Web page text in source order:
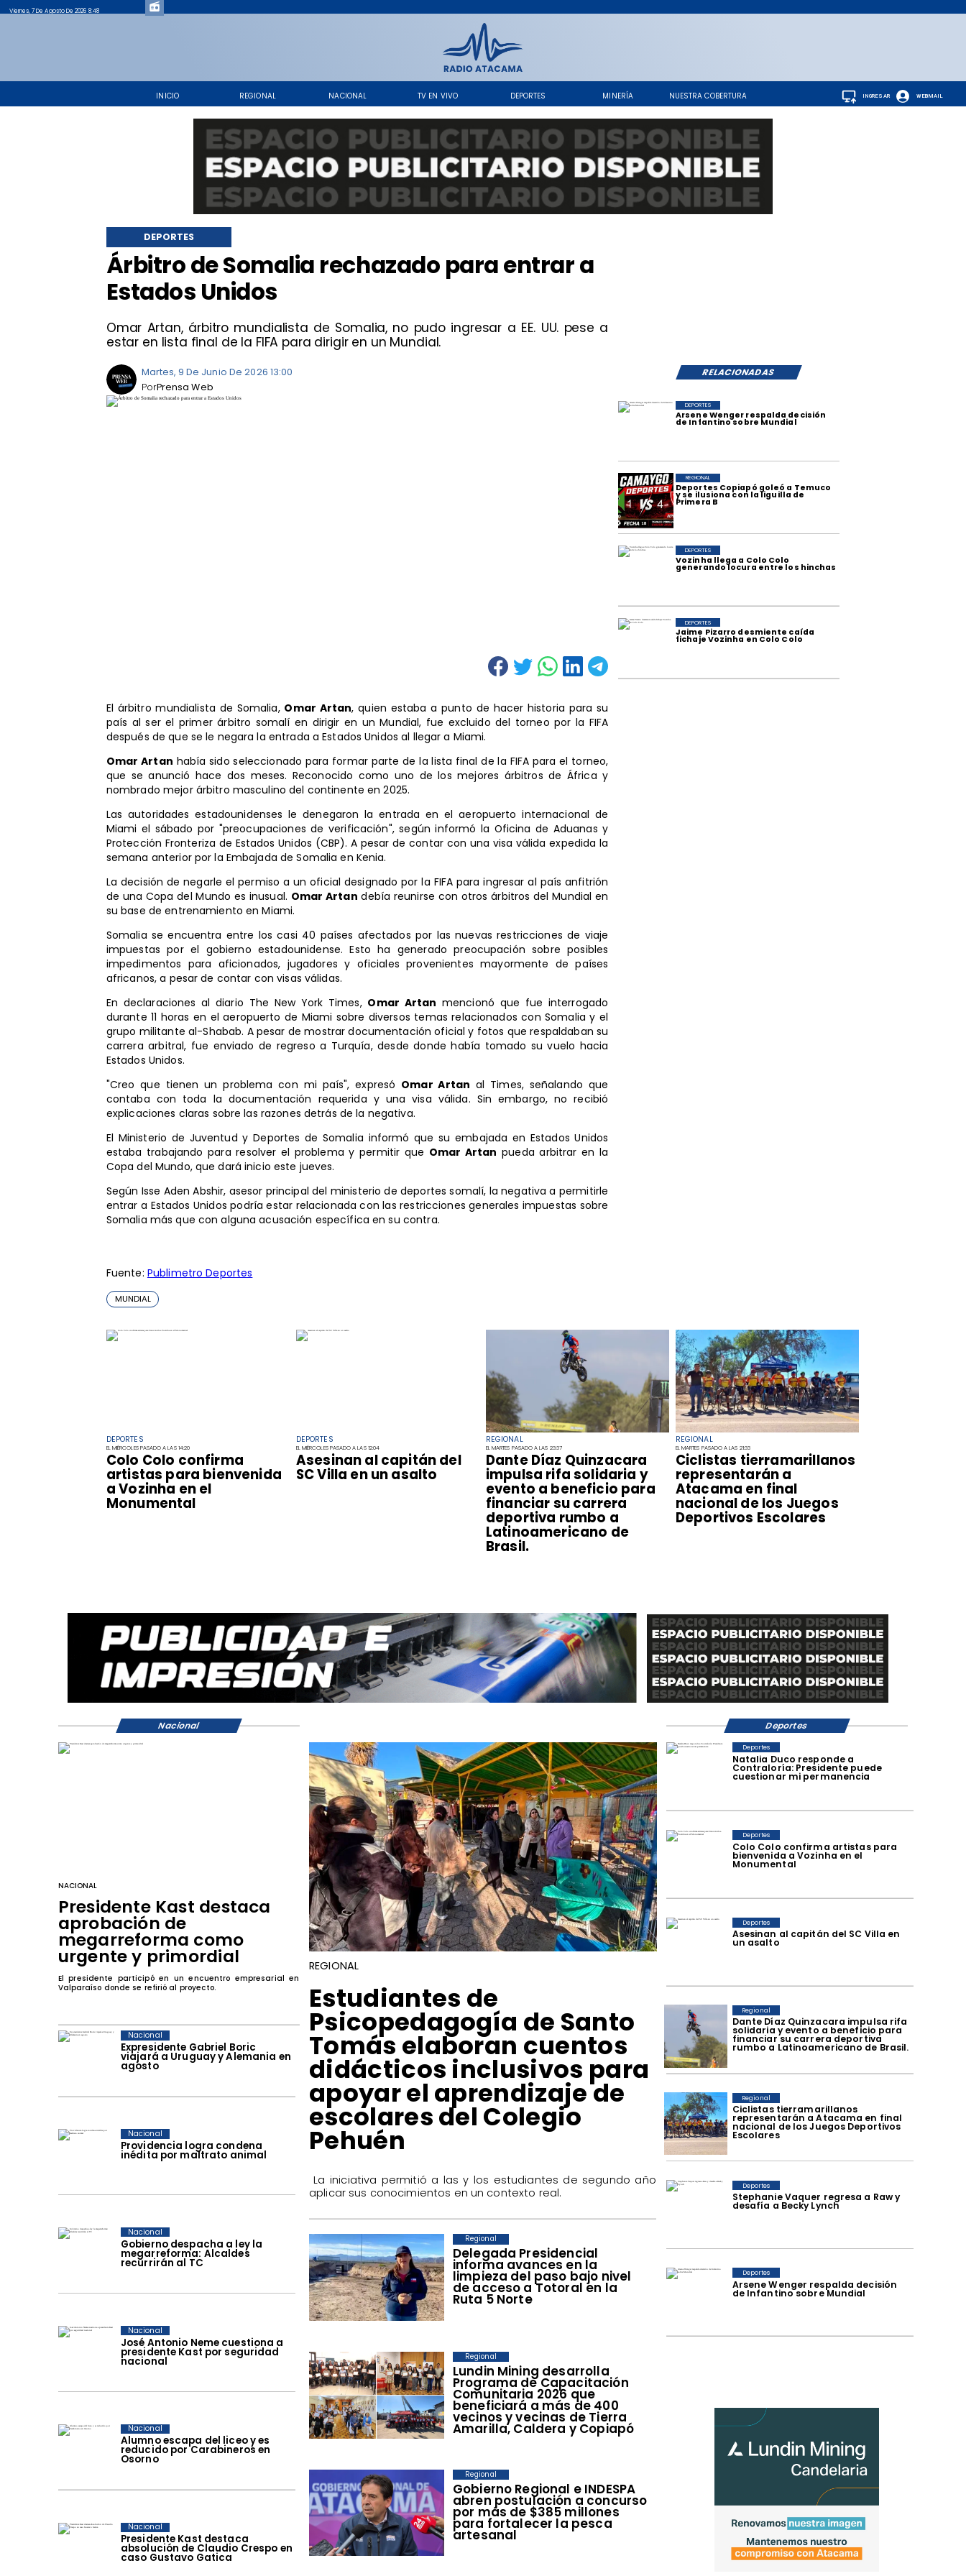
INICIO REGIONAL NACIONAL TV EN VIVO DEPORTES MINERÍA NUESTRA COBERTURA
Viernes, 7 De Agosto De 2026 8:48
WEBMAIL
INGRESAR
Árbitro de Somalia rechazado para entrar a
Estados Unidos
Omar Artan, árbitro mundialista de Somalia, no pudo ingresar a EE. UU. pese a
estar en lista final de la FIFA para dirigir en un Mundial.
DEPORTES
RELACIONADAS
Martes, 9 De Junio De 2026 13:00
Prensa Web
Por
DEPORTES
EL MIÉRCOLES PASADO A LAS 14:20
Colo Colo confirma
artistas para bienvenida
a Vozinha en el
Monumental
DEPORTES
EL MIÉRCOLES PASADO A LAS 12:04
Asesinan al capitán del
SC Villa en un asalto
REGIONAL
EL MARTES PASADO A LAS 23:37
Dante Díaz Quinzacara
impulsa rifa solidaria y
evento a beneficio para
financiar su carrera
deportiva rumbo a
Latinoamericano de
Brasil.
REGIONAL
EL MARTES PASADO A LAS 21:33
​Ciclistas tierramarillanos
representarán a
Atacama en final
nacional de los Juegos
Deportivos Escolares
Arsene Wenger respalda decisión
de Infantino sobre Mundial
DEPORTES
Deportes Copiapó goleó a Temuco
y se ilusiona con la liguilla de
Primera B
REGIONAL
Vozinha llega a Colo Colo
generando locura entre los hinchas
DEPORTES
Jaime Pizarro desmiente caída
fichaje Vozinha en Colo Colo
DEPORTES
El árbitro mundialista de Somalia, Omar Artan, quien estaba a punto de hacer historia para su
país al ser el primer árbitro somalí en dirigir en un Mundial, fue excluido del torneo por la FIFA
después de que se le negara la entrada a Estados Unidos al llegar a Miami.
Omar Artan había sido seleccionado para formar parte de la lista final de la FIFA para el torneo,
que se anunció hace dos meses. Reconocido como uno de los mejores árbitros de África y
nombrado mejor árbitro masculino del continente en 2025.
Las autoridades estadounidenses le denegaron la entrada en el aeropuerto internacional de
Miami el sábado por "preocupaciones de verificación", según informó la Oficina de Aduanas y
Protección Fronteriza de Estados Unidos (CBP). A pesar de contar con una visa válida expedida la
semana anterior por la Embajada de Somalia en Kenia.
La decisión de negarle el permiso a un oficial designado por la FIFA para ingresar al país anfitrión
de una Copa del Mundo es inusual. Omar Artan debía reunirse con otros árbitros del Mundial en
su base de entrenamiento en Miami.
Somalia se encuentra entre los casi 40 países afectados por las nuevas restricciones de viaje
impuestas por el gobierno estadounidense. Esto ha generado preocupación sobre posibles
impedimentos para aficionados, jugadores y oficiales provenientes mayormente de países
africanos, a pesar de contar con visas válidas.
En declaraciones al diario The New York Times, Omar Artan mencionó que fue interrogado
durante 11 horas en el aeropuerto de Miami sobre diversos temas relacionados con Somalia y el
grupo militante al-Shabab. A pesar de mostrar documentación oficial y fotos que respaldaban su
carrera arbitral, fue enviado de regreso a Turquía, desde donde había tomado su vuelo hacia
Estados Unidos.
"Creo que tienen un problema con mi país", expresó Omar Artan al Times, señalando que
contaba con toda la documentación requerida y una visa válida. Sin embargo, no recibió
explicaciones claras sobre las razones detrás de la negativa.
El Ministerio de Juventud y Deportes de Somalia informó que su embajada en Estados Unidos
estaba trabajando para resolver el problema y permitir que Omar Artan pueda arbitrar en la
Copa del Mundo, que dará inicio este jueves.
Según Isse Aden Abshir, asesor principal del ministerio de deportes somalí, la negativa a permitirle
entrar a Estados Unidos podría estar relacionada con las restricciones generales impuestas sobre
Somalia más que con alguna acusación específica en su contra.
Fuente: Publimetro Deportes
MUNDIAL
Natalia Duco responde a
Contraloría: Presidente puede
cuestionar mi permanencia
Deportes
Colo Colo confirma artistas para
bienvenida a Vozinha en el
Monumental
Deportes
Asesinan al capitán del SC Villa en
un asalto
Deportes
Dante Díaz Quinzacara impulsa rifa
solidaria y evento a beneficio para
financiar su carrera deportiva
rumbo a Latinoamericano de Brasil.
Regional
​Ciclistas tierramarillanos
representarán a Atacama en final
nacional de los Juegos Deportivos
Escolares
Regional
Stephanie Vaquer regresa a Raw y
desafía a Becky Lynch
Deportes
Arsene Wenger respalda decisión
de Infantino sobre Mundial
Deportes
Expresidente Gabriel Boric
viajará a Uruguay y Alemania en
agosto
Nacional
Providencia logra condena
inédita por maltrato animal
Nacional
Gobierno despacha a ley la
megarreforma: Alcaldes
recurrirán al TC
Nacional
José Antonio Neme cuestiona a
presidente Kast por seguridad
nacional
Nacional
Alumno escapa del liceo y es
reducido por Carabineros en
Osorno
Nacional
Presidente Kast destaca
absolución de Claudio Crespo en
caso Gustavo Gatica
Nacional
​Delegada Presidencial
informa avances en la
limpieza del paso bajo nivel
de acceso a Totoral en la
Ruta 5 Norte
Regional
​Lundin Mining desarrolla
Programa de Capacitación
Comunitaria 2026 que
beneficiará a más de 400
vecinos y vecinas de Tierra
Amarilla, Caldera y Copiapó
Regional
​Gobierno Regional e INDESPA
abren postulación a concurso
por más de $385 millones
para fortalecer la pesca
artesanal
Regional
NACIONAL
Presidente Kast destaca
aprobación de
megarreforma como
urgente y primordial
El presidente participó en un encuentro empresarial en
Valparaíso donde se refirió al proyecto.
REGIONAL
​Estudiantes de
Psicopedagogía de Santo
Tomás elaboran cuentos
didácticos inclusivos para
apoyar el aprendizaje de
escolares del Colegio
Pehuén
​ La iniciativa permitió a las y los estudiantes de segundo año
aplicar sus conocimientos en un contexto real.
Nacional Deportes